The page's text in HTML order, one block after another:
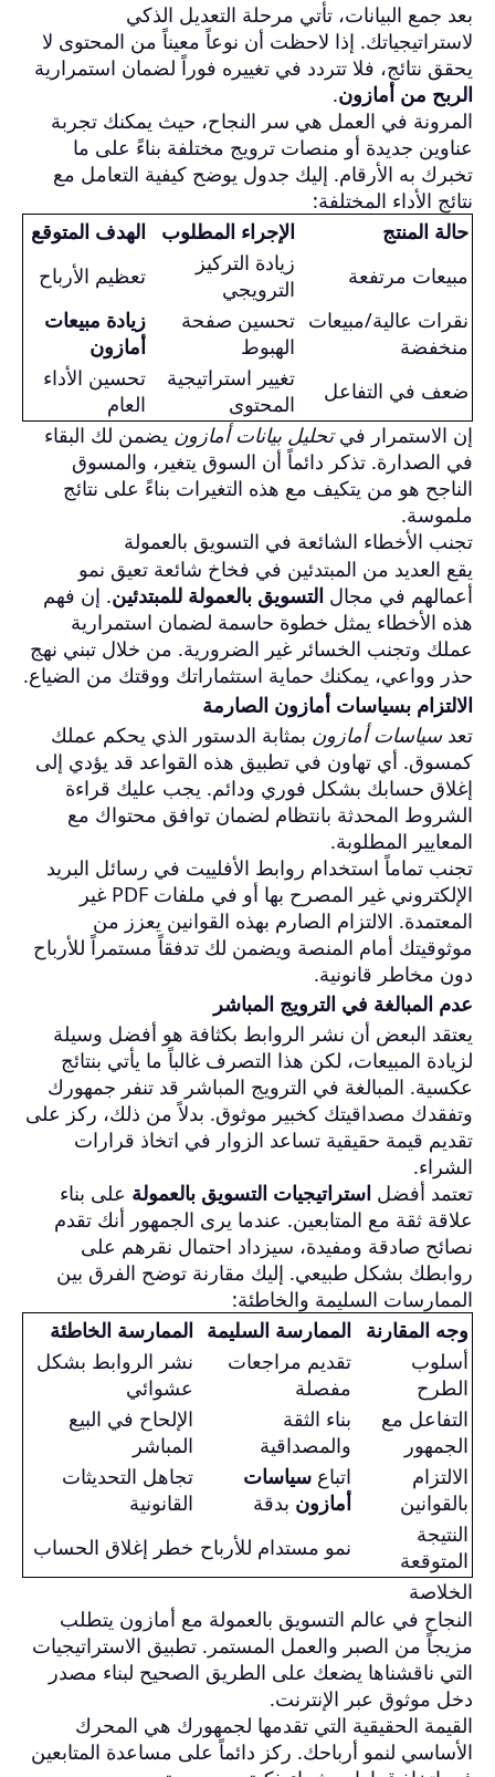
بعد جمع البيانات، تأتي مرحلة التعديل الذكي
لاستراتيجياتك. إذا لاحظت أن نوعاً معيناً من المحتوى لا
يحقق نتائج، فلا تتردد في تغييره فوراً لضمان استمرارية
الربح من أمازون.
المرونة في العمل هي سر النجاح، حيث يمكنك تجربة
عناوين جديدة أو منصات ترويج مختلفة بناءً على ما
تخبرك به الأرقام. إليك جدول يوضح كيفية التعامل مع
نتائج الأداء المختلفة:
حالة المنتج
الإجراء المطلوب
الهدف المتوقع
مبيعات مرتفعة
زيادة التركيز
الترويجي
تعظيم الأرباح
نقرات عالية/مبيعات
منخفضة
تحسين صفحة
الهبوط
زيادة مبيعات
أمازون
ضعف في التفاعل
تغيير استراتيجية
المحتوى
تحسين الأداء
العام
إن الاستمرار فيتحليل بيانات أمازون يضمن لك البقاء
في الصدارة. تذكر دائماً أن السوق يتغير، والمسوق
الناجح هو من يتكيف مع هذه التغيرات بناءً على نتائج
ملموسة.
تجنب الأخطاء الشائعة في التسويق بالعمولة
يقع العديد من المبتدئين في فخاخ شائعة تعيق نمو
أعمالهم في مجال التسويق بالعمولة للمبتدئين. إن فهم
هذه الأخطاء يمثل خطوة حاسمة لضمان استمرارية
عملك وتجنب الخسائر غير الضرورية. من خلال تبني نهج
حذر وواعي، يمكنك حماية استثماراتك ووقتك من الضياع.
الالتزام بسياسات أمازون الصارمة
تعدسياسات أمازون بمثابة الدستور الذي يحكم عملك
كمسوق. أي تهاون في تطبيق هذه القواعد قد يؤدي إلى
إغلاق حسابك بشكل فوري ودائم. يجب عليك قراءة
الشروط المحدثة بانتظام لضمان توافق محتواك مع
المعايير المطلوبة.
تجنب تماماً استخدام روابط الأفلييت في رسائل البريد
الإلكتروني غير المصرح بها أو في ملفات PDF غير
المعتمدة. الالتزام الصارم بهذه القوانين يعزز من
موثوقيتك أمام المنصة ويضمن لك تدفقاً مستمراً للأرباح
دون مخاطر قانونية.
عدم المبالغة في الترويج المباشر
يعتقد البعض أن نشر الروابط بكثافة هو أفضل وسيلة
لزيادة المبيعات، لكن هذا التصرف غالباً ما يأتي بنتائج
عكسية. المبالغة في الترويج المباشر قد تنفر جمهورك
وتفقدك مصداقيتك كخبير موثوق. بدلاً من ذلك، ركز على
تقديم قيمة حقيقية تساعد الزوار في اتخاذ قرارات
الشراء.
تعتمد أفضل استراتيجيات التسويق بالعمولة على بناء
علاقة ثقة مع المتابعين. عندما يرى الجمهور أنك تقدم
نصائح صادقة ومفيدة، سيزداد احتمال نقرهم على
روابطك بشكل طبيعي. إليك مقارنة توضح الفرق بين
الممارسات السليمة والخاطئة:
وجه المقارنة
الممارسة السليمة الممارسة الخاطئة
أسلوب
الطرح
تقديم مراجعات
مفصلة
نشر الروابط بشكل
عشوائي
التفاعل مع
الجمهور
بناء الثقة
والمصداقية
الإلحاح في البيع
المباشر
الالتزام
بالقوانين
اتباع سياسات
أمازون بدقة
تجاهل التحديثات
القانونية
النتيجة
المتوقعة
نمو مستدام للأرباح خطر إغلاق الحساب
الخلاصة
النجاح في عالم التسويق بالعمولة مع أمازون يتطلب
مزيجاً من الصبر والعمل المستمر. تطبيق الاستراتيجيات
التي ناقشناها يضعك على الطريق الصحيح لبناء مصدر
دخل موثوق عبر الإنترنت.
القيمة الحقيقية التي تقدمها لجمهورك هي المحرك
الأساسي لنمو أرباحك. ركز دائماً على مساعدة المتابعين